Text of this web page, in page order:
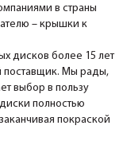
в страны
– крышки к
дисков более 15 лет
поставщик. Мы рады,
выбор в пользу
полностью
покраской